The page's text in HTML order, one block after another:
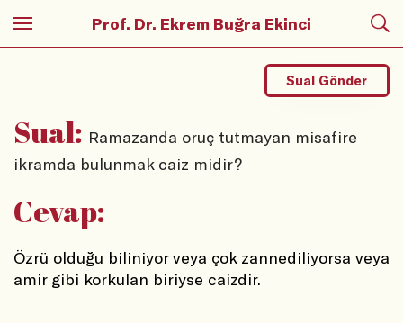
Prof. Dr. Ekrem Buğra Ekinci
Sual: Ramazanda oruç tutmayan misafire
ikramda bulunmak caiz midir?
Sual Gönder
Cevap:
Özrü olduğu biliniyor veya çok zannediliyorsa veya
amir gibi korkulan biriyse caizdir.